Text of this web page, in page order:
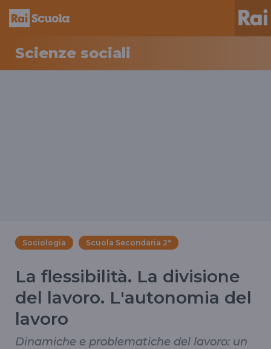
Scienze sociali
Sociologia Scuola Secondaria 2°
La flessibilità. La divisione
del lavoro. L'autonomia del
lavoro
Dinamiche e problematiche del lavoro: un